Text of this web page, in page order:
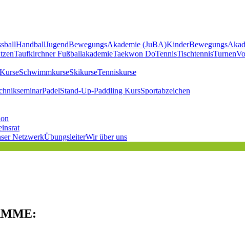
HandballJugendBewegungsAkademie (JuBA)
Taufkirchner FußballakademieTaekwon DoTennisTischtennisTurnen
SchwimmkurseSkikurseTenniskurse
PadelStand-Up-Paddling KursSportabzeichen
NetzwerkÜbungsleiterWir über uns